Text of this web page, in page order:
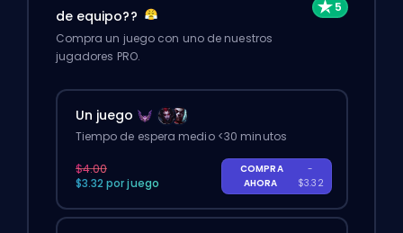
de equipo??
Compra un juego con uno de nuestros
jugadores PRO.
Un juego
Tiempo de espera medio <30 minutos
$4.00
$3.32 por juego
COMPRA
AHORA
-
$3.32